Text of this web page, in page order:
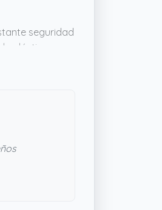
seguridad
elástica
trae